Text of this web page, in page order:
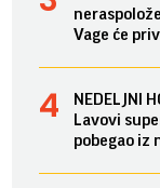
Vage će
NEDELJNI
Lavovi
pobegao iz